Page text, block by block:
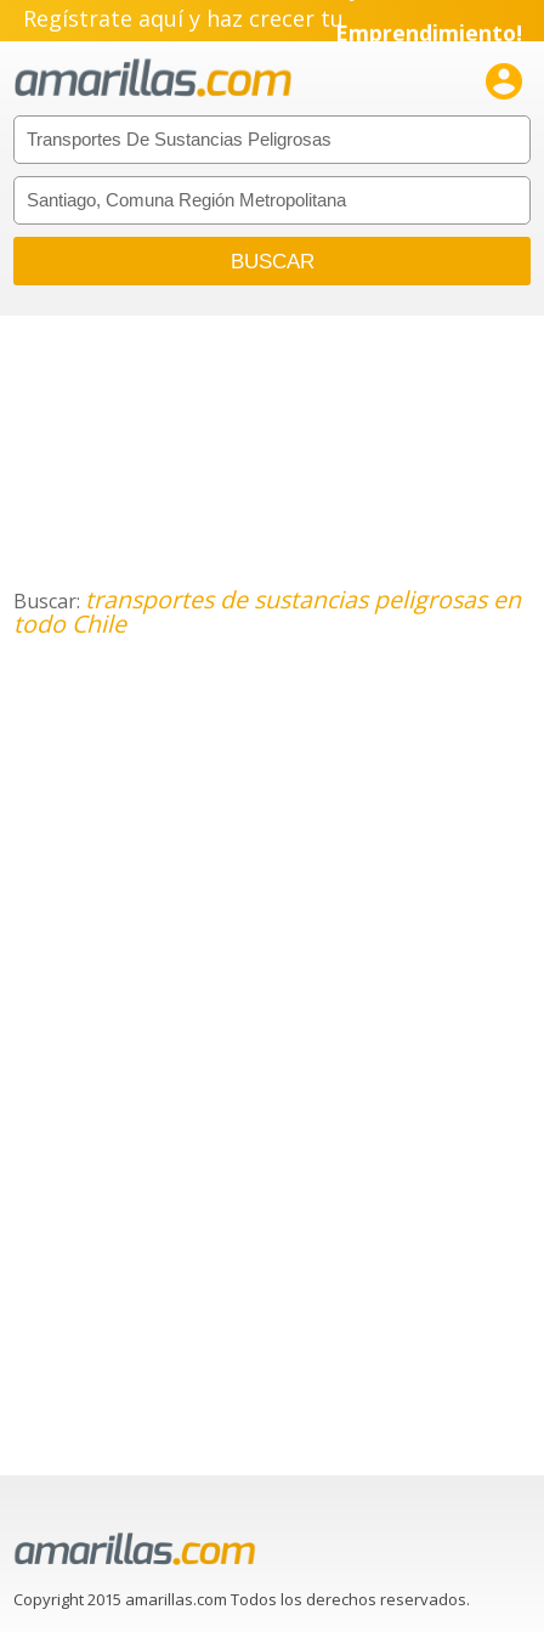
Regístrate aquí y haz crecer tuEmprendimiento!

Buscar: transportes de sustancias peligrosas en
todo Chile
Copyright 2015 amarillas.com Todos los derechos reservados.